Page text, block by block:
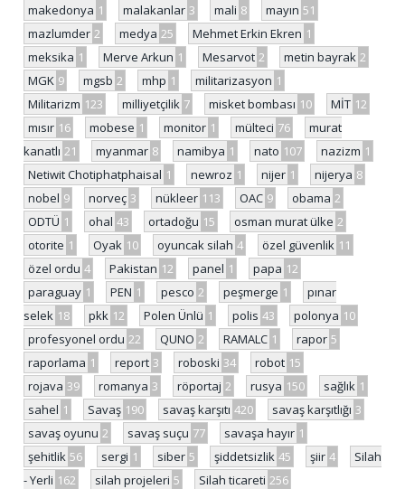
makedonya 1 malakanlar 3 mali 8 mayın 51
mazlumder 2 medya 25 Mehmet Erkin Ekren 1
meksika 1 Merve Arkun 1 Mesarvot 2 metin bayrak 2
MGK 9 mgsb 2 mhp 1 militarizasyon 1
Militarizm 123 milliyetçilik 7 misket bombası 10 MİT 12
mısır 16 mobese 1 monitor 1 mülteci 76
murat
kanatlı 21 myanmar 8 namibya 1 nato 107 nazizm 1
Netiwit Chotiphatphaisal 1 newroz 1 nijer 1 nijerya 8
nobel 9 norveç 3 nükleer 113 OAC 9 obama 2
ODTÜ 1 ohal 43 ortadoğu 15 osman murat ülke 2
otorite 1 Oyak 10 oyuncak silah 4 özel güvenlik 11
özel ordu 4 Pakistan 12 panel 1 papa 12
paraguay 1 PEN 1 pesco 2 peşmerge 1
pınar
selek 18 pkk 12 Polen Ünlü 1 polis 43 polonya 10
profesyonel ordu 22 QUNO 2 RAMALC 1 rapor 5
raporlama 1 report 3 roboski 34 robot 15
rojava 39 romanya 3 röportaj 2 rusya 150 sağlık 1
sahel 1 Savaş 190 savaş karşıtı 420 savaş karşıtlığı 3
savaş oyunu 2 savaş suçu 77 savaşa hayır 1
şehitlik 56 sergi 1 siber 5 şiddetsizlik 45 şiir 4
Silah
- Yerli 162 silah projeleri 5 Silah ticareti 256